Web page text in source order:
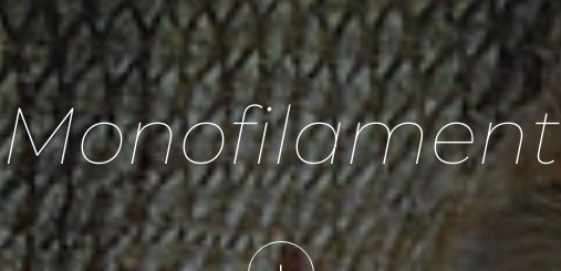
Monofilament